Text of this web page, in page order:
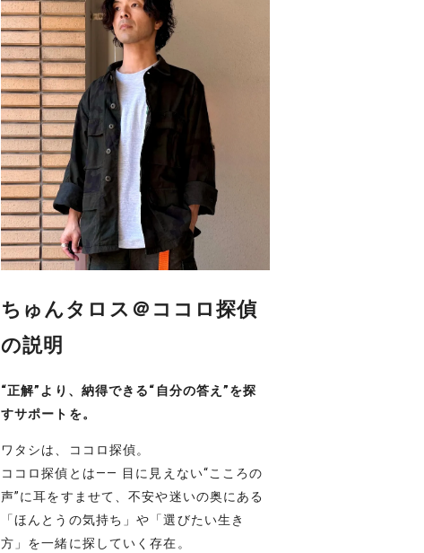
ちゅんタロス＠ココロ探偵
の説明
“正解”より、納得できる“自分の答え”を探
すサポートを。
ワタシは、ココロ探偵。
ココロ探偵とは―― 目に見えない“こころの
声”に耳をすませて、不安や迷いの奥にある
「ほんとうの気持ち」や「選びたい生き
方」を一緒に探していく存在。